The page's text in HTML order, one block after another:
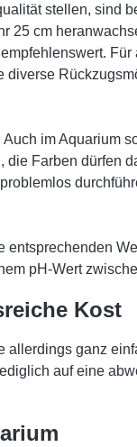
stellen, sind
25 cm
im Aquarium
Farben dürfen
pH-Wert
Kost
ganz
auf eine